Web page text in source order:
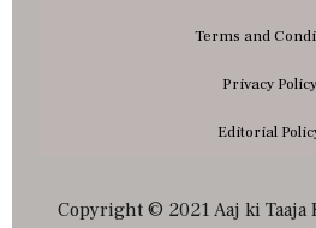
Terms and
Privacy Policy
Editorial
Copyright © 2021 Aaj ki